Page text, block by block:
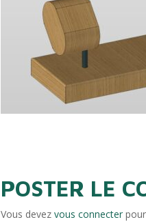
POSTER LE
Vous devezvous connecter